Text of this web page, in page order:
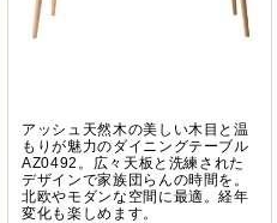
アッシュ天然木の美しい木目と温
もりが魅力のダイニングテーブル
AZ0492。広々天板と洗練された
デザインで家族団らんの時間を。
北欧やモダンな空間に最適。経年
変化も楽しめます。